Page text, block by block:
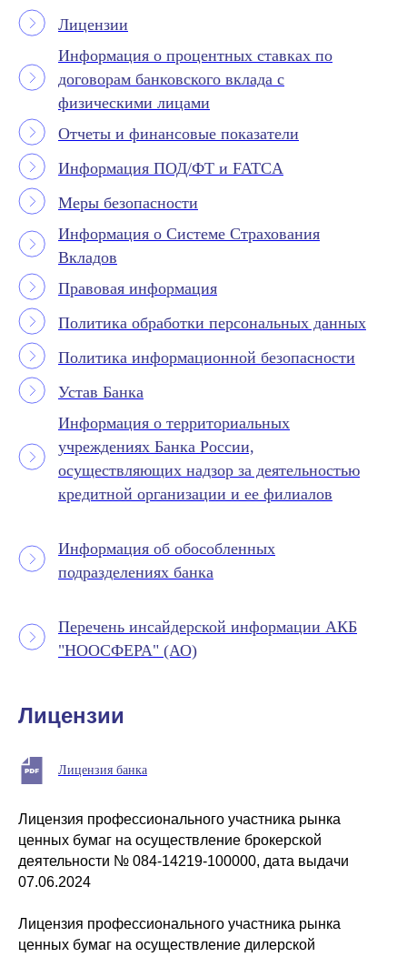
Лицензии
Информация о процентных ставках по
договорам банковского вклада с
физическими лицами
Отчеты и финансовые показатели
Информация ПОД/ФТ и FATCA
Меры безопасности
Информация о Системе Страхования
Вкладов
Правовая информация
Политика обработки персональных данных
Политика информационной безопасности
Устав Банка
Информация о территориальных
учреждениях Банка России,
осуществляющих надзор за деятельностью
кредитной организации и ее филиалов
Информация об обособленных
подразделениях банка
Перечень инсайдерской информации АКБ
"НООСФЕРА" (АО)
Лицензии
Лицензия банка
Лицензия профессионального участника рынка
ценных бумаг на осуществление брокерской
деятельности № 084-14219-100000, дата выдачи
07.06.2024
Лицензия профессионального участника рынка
ценных бумаг на осуществление дилерской